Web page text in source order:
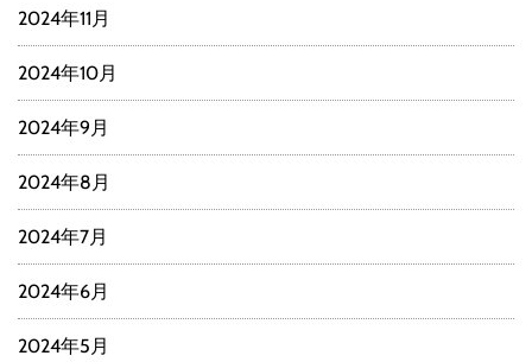
2024年11月
2024年10月
2024年9月
2024年8月
2024年7月
2024年6月
2024年5月